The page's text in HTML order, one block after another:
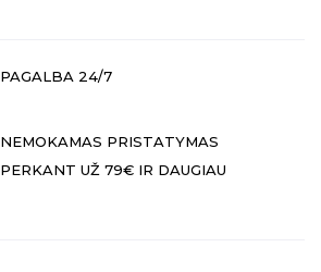
PAGALBA 24/7
NEMOKAMAS PRISTATYMAS
PERKANT UŽ 79€ IR DAUGIAU